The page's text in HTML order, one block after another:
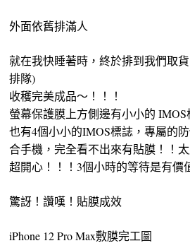
外面依舊排滿人
就在我快睡著時，終於排到我們取
排隊)
收穫完美成品～！！！
螢幕保護膜上方側邊有小小的
也有4個小小的IMOS標誌，專屬的
合手機，完全看不出來有貼膜！！
超開心！！！3個小時的等待是有價
驚訝！讚嘆！貼膜成效
iPhone 12 Pro Max敷膜完工圖